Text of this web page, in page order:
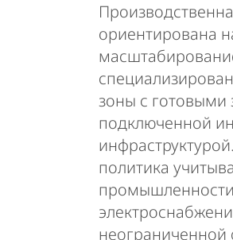
ориентирована
зоны с готовыми
подключенной
политика
неограниченной